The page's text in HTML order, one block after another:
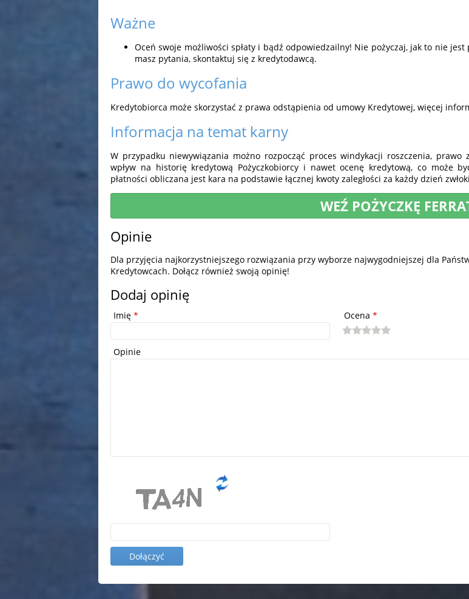
Ważne
Oceń swoje możliwości spłaty i bądź odpowiedzailny! Nie pożyczaj, jak to nie
masz pytania, skontaktuj się z kredytodawcą.
Prawo do wycofania
Kredytobiorca może skorzystać z prawa odstąpienia od umowy Kredytowej, więcej
Informacja na temat karny
W przypadku niewywiązania możno rozpocząć proces windykacji roszczenia, prawo
wpływ na historię kredytową Pożyczkobiorcy i nawet ocenę kredytową, co może
płatności obliczana jest kara na podstawie łącznej kwoty zaległości za każdy dzień
WEŹ POŻYCZKĘ
Opinie
Dla przyjęcia najkorzystniejszego rozwiązania przy wyborze najwygodniejszej dla
Kredytowcach. Dołącz również swoją opinię!
Dodaj opinię
Imię * Ocena *
Opinie